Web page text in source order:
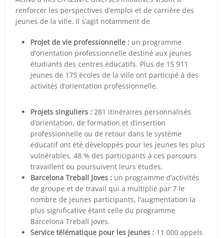
renforcer les perspectives d’emploi et de carrière des
jeunes de la ville. Il s’agit notamment de
Projet de vie professionnelle : un programme
d’orientation professionnelle destiné aux jeunes
étudiants des centres éducatifs. Plus de 15 911
jeunes de 175 écoles de la ville ont participé à des
activités d’orientation professionnelle.
Projets singuliers : 281 itinéraires personnalisés
d’orientation, de formation et d’insertion
professionnelle ou de retour dans le système
éducatif ont été développés pour les jeunes les plus
vulnérables. 48 % des participants à ces parcours
travaillent ou poursuivent leurs études.
Barcelona Treball Joves : un programme d’activités
de groupe et de travail qui a multiplié par 7 le
nombre de jeunes participants, l’augmentation la
plus significative étant celle du programme
Barcelona Treball Joves.
Service télématique pour les jeunes : 11 000 appels